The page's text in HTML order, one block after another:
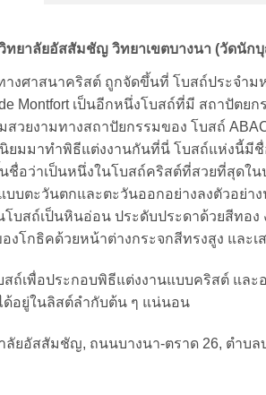
ทยาลัยอัสสัมชัญ วิทยาเขตบางนา (วัดนัก
างศาสนาคริสต์ ถูกจัดขึ้นที่ โบสถ์ประจำ
Montfort เป็นอีกหนึ่งโบสถ์ที่มี สถาปัต
สวยงามทางสถาปัยกรรมของ โบสถ์
มมาทำพิธีแต่งงานกันที่นี่ โบสถ์แห่งนี้มี
ชื่อว่าเป็นหนึ่งในโบสถ์คริสต์ที่สวยที่สุดใน
บตะวันตกและตะวันออกอย่างลงตัวอย่า
บสถ์เป็นหินอ่อน ประดับประดาด้วยสีทอ
โกธิคด้วยหน้าต่างกระจกสีทรงสูง และเ
ถ์เพื่อประกอบพิธีแต่งงานแบบคริสต์ แล
ด้อยู่ในลิสต์ลำกับต้น ๆ แน่นอน
ยอัสสัมชัญ, ถนนบางนา-ตราด 26, ตำบล